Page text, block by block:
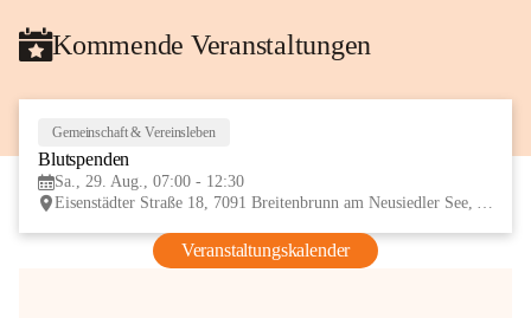
Kommende Veranstaltungen
Gemeinschaft & Vereinsleben
Blutspenden
Sa., 29. Aug., 07:00 - 12:30
Eisenstädter Straße 18, 7091 Breitenbrunn am Neusiedler See, AUT
Veranstaltungskalender